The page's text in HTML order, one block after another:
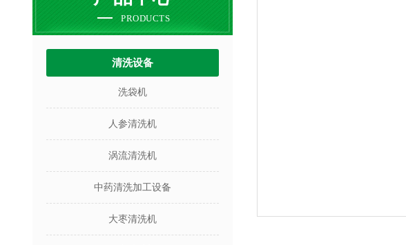
PRODUCTS
清洗设备
洗袋机
人参清洗机
涡流清洗机
中药清洗加工设备
大枣清洗机